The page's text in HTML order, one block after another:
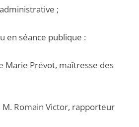
;
en séance publique :
Marie Prévot, maîtresse des
M. Romain Victor, rapporteur